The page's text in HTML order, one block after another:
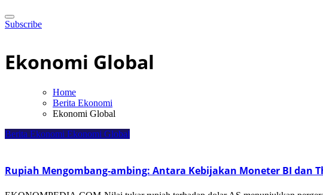
Subscribe
Ekonomi Global
Home
Berita Ekonomi
Ekonomi Global
Berita Ekonomi Ekonomi Global
Rupiah Mengombang-ambing: Antara Kebijakan Moneter BI dan